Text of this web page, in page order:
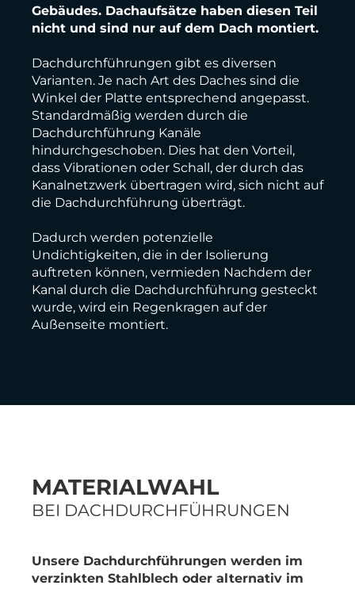
Gebäudes. Dachaufsätze haben diesen Teil
nicht und sind nur auf dem Dach montiert.
Dachdurchführungen gibt es diversen
Varianten. Je nach Art des Daches sind die
Winkel der Platte entsprechend angepasst.
Standardmäßig werden durch die
Dachdurchführung Kanäle
hindurchgeschoben. Dies hat den Vorteil,
dass Vibrationen oder Schall, der durch das
Kanalnetzwerk übertragen wird, sich nicht auf
die Dachdurchführung überträgt.
Dadurch werden potenzielle
Undichtigkeiten, die in der Isolierung
auftreten können, vermieden Nachdem der
Kanal durch die Dachdurchführung gesteckt
wurde, wird ein Regenkragen auf der
Außenseite montiert.
MATERIALWAHL
BEI DACHDURCHFÜHRUNGEN
Unsere Dachdurchführungen werden im
verzinkten Stahlblech oder alternativ im